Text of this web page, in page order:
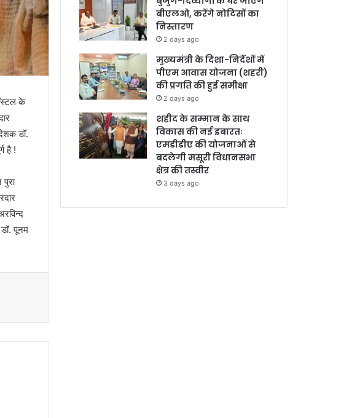
के
डॉ.
है !
पूनम
बीएलओ, करेंगे नोटिसों का
निस्तारण
2 days ago
मुख्यमंत्री के दिशा-निर्देशों में
पीएम आवास योजना (शहरी)
की प्रगति की हुई समीक्षा
2 days ago
शहीद के सम्मान के साथ
विकास की नई इबारतः
एमडीडीए की योजनाओं से
बदलेगी मसूरी विधानसभा
क्षेत्र की तस्वीर
3 days ago